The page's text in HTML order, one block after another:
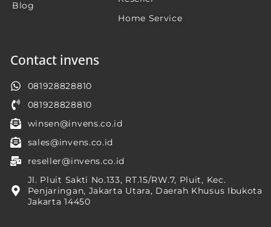
Blog
Home Service
Contact invens
081928828810
081928828810
winsen@invens.co.id
sales@invens.co.id
reseller@invens.co.id
Jl. Pluit Sakti No.133, RT.15/RW.7, Pluit, Kec.
Penjaringan, Jakarta Utara, Daerah Khusus Ibukota
Jakarta 14450